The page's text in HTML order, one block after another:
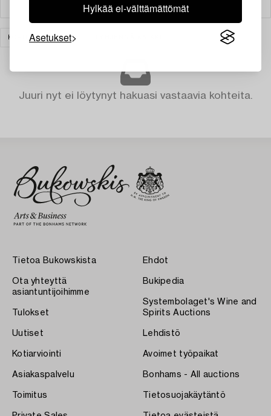
Hylkää ei-välttämättömät
Asetukset
Suodatin
KORUT MUUT
Juuri nyt ei löytynyt hakuasi vastaavia kohteita.
Tietoa Bukowskista
Ota yhteyttä
asiantuntijoihimme
Tulokset
Uutiset
Kotiarviointi
Asiakaspalvelu
Toimitus
Ehdot
Bukipedia
Systembolaget's Wine and
Spirits Auctions
Lehdistö
Avoimet työpaikat
Bonhams - All auctions
Tietosuojakäytäntö